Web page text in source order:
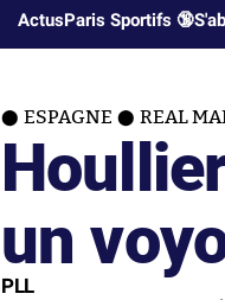
ActusParis Sportifs 🔞
ESPAGNE REAL
un
PLL